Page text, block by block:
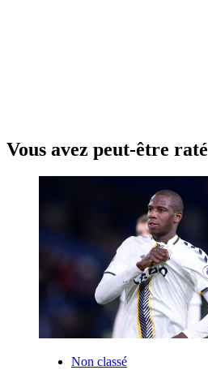
Vous avez peut-être raté
Non classé